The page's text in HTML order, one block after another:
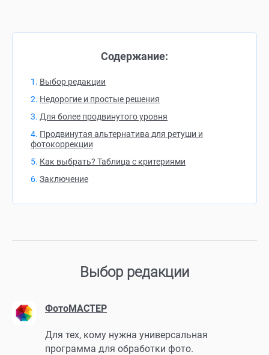
Содержание:
Выбор редакции
Недорогие и простые решения
Для более продвинутого уровня
Продвинутая альтернатива для ретуши и
фотокоррекции
Как выбрать? Таблица с критериями
Заключение
Выбор редакции
ФотоМАСТЕР
Для тех, кому нужна универсальная
программа для обработки фото.